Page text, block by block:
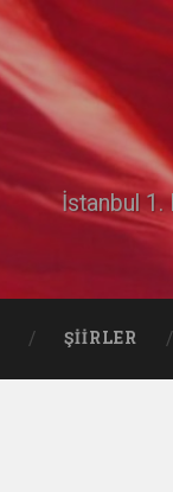
İstanbul 1.
ŞIIRLER